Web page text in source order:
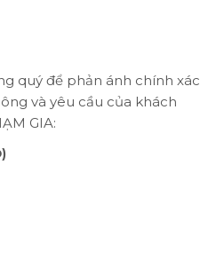
quý để phản ánh chính xác
và yêu cầu của khách
GIA: